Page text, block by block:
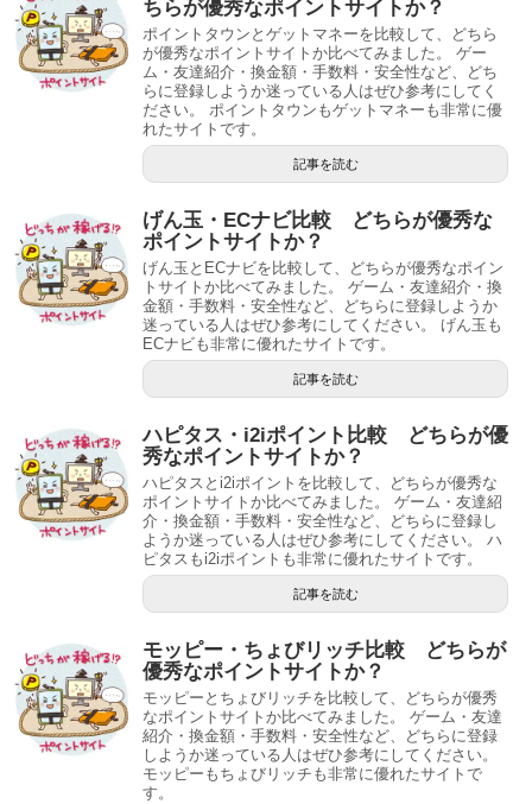
ちらが優秀なポイントサイトか？
ポイントタウンとゲットマネーを比較して、どちら
が優秀なポイントサイトか比べてみました。 ゲー
ム・友達紹介・換金額・手数料・安全性など、どち
らに登録しようか迷っている人はぜひ参考にしてく
ださい。 ポイントタウンもゲットマネーも非常に優
れたサイトです。
記事を読む
げん玉・ECナビ比較 どちらが優秀な
ポイントサイトか？
げん玉とECナビを比較して、どちらが優秀なポイン
トサイトか比べてみました。 ゲーム・友達紹介・換
金額・手数料・安全性など、どちらに登録しようか
迷っている人はぜひ参考にしてください。 げん玉も
ECナビも非常に優れたサイトです。
記事を読む
ハピタス・i2iポイント比較 どちらが優
秀なポイントサイトか？
ハピタスとi2iポイントを比較して、どちらが優秀な
ポイントサイトか比べてみました。 ゲーム・友達紹
介・換金額・手数料・安全性など、どちらに登録し
ようか迷っている人はぜひ参考にしてください。 ハ
ピタスもi2iポイントも非常に優れたサイトです。
記事を読む
モッピー・ちょびリッチ比較 どちらが
優秀なポイントサイトか？
モッピーとちょびリッチを比較して、どちらが優秀
なポイントサイトか比べてみました。 ゲーム・友達
紹介・換金額・手数料・安全性など、どちらに登録
しようか迷っている人はぜひ参考にしてください。
モッピーもちょびリッチも非常に優れたサイトで
す。